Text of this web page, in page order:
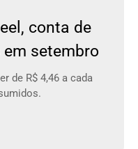
conta de
em setembro
de R$ 4,46 a cada